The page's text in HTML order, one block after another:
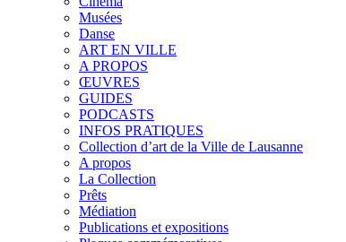
Musées
Danse
ART EN VILLE
A PROPOS
ŒUVRES
GUIDES
PODCASTS
INFOS PRATIQUES
Collection d’art de la Ville de Lausanne
A propos
La Collection
Prêts
Médiation
Publications et expositions